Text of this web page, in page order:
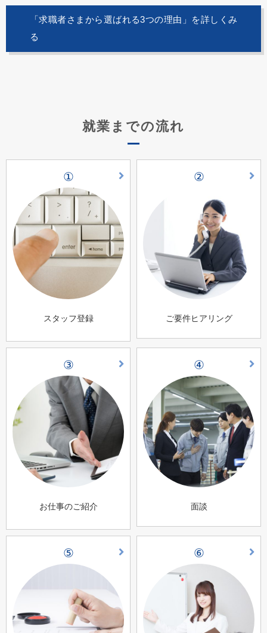
「求職者さまから選ばれる3つの理由」を詳しくみ
る
就業までの流れ
①
スタッフ登録
②
ご要件ヒアリング
③
お仕事のご紹介
④
面談
⑤ ⑥